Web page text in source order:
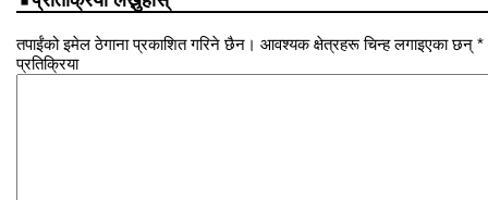
तपाईंको इमेल ठेगाना प्रकाशित गरिने छैन। आवश्यक क्षेत्रहरू चिन्ह लगाइएका छन् *
प्रतिक्रिया